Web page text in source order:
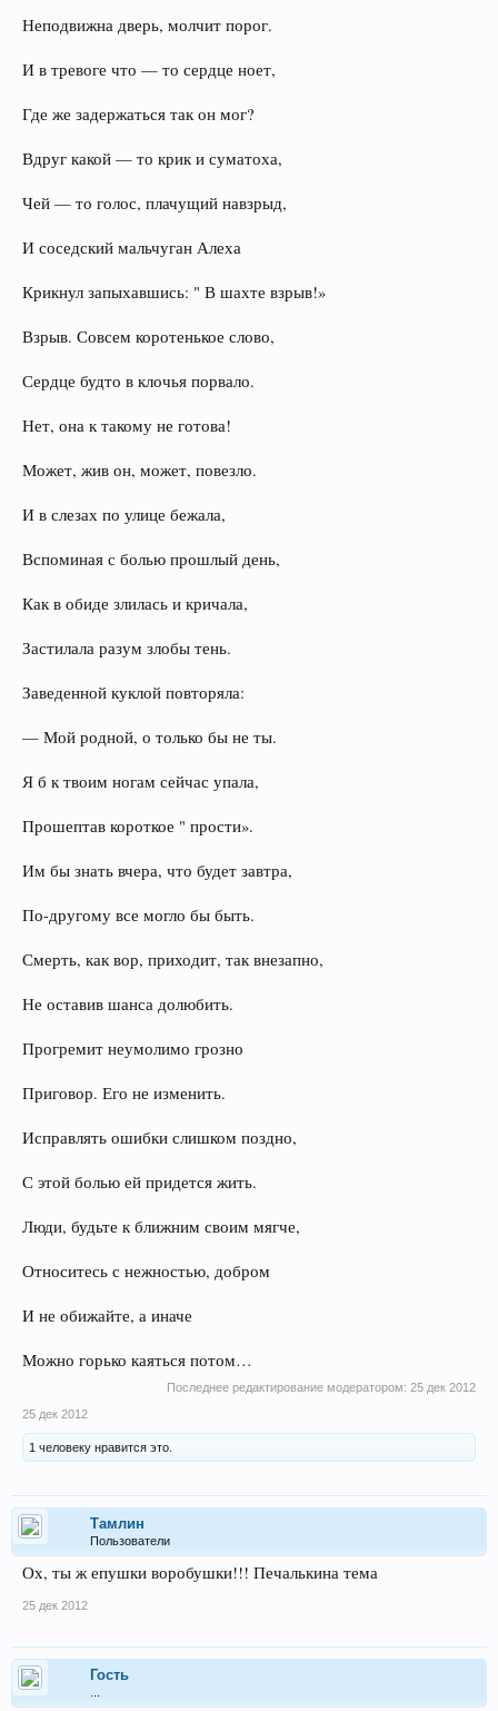
Неподвижна дверь, молчит порог.
И в тревоге что — то сердце ноет,
Где же задержаться так он мог?
Вдруг какой — то крик и суматоха,
Чей — то голос, плачущий навзрыд,
И соседский мальчуган Алеха
Крикнул запыхавшись: " В шахте взрыв!»
Взрыв. Совсем коротенькое слово,
Сердце будто в клочья порвало.
Нет, она к такому не готова!
Может, жив он, может, повезло.
И в слезах по улице бежала,
Вспоминая с болью прошлый день,
Как в обиде злилась и кричала,
Застилала разум злобы тень.
Заведенной куклой повторяла:
— Мой родной, о только бы не ты.
Я б к твоим ногам сейчас упала,
Прошептав короткое " прости».
Им бы знать вчера, что будет завтра,
По-другому все могло бы быть.
Смерть, как вор, приходит, так внезапно,
Не оставив шанса долюбить.
Прогремит неумолимо грозно
Приговор. Его не изменить.
Исправлять ошибки слишком поздно,
С этой болью ей придется жить.
Люди, будьте к ближним своим мягче,
Относитесь с нежностью, добром
И не обижайте, а иначе
Можно горько каяться потом…
Последнее редактирование модератором: 25 дек 2012
25 дек 2012
1 человеку нравится это.
Тамлин
Пользователи
Ох, ты ж епушки воробушки!!! Печалькина тема
25 дек 2012
Гость